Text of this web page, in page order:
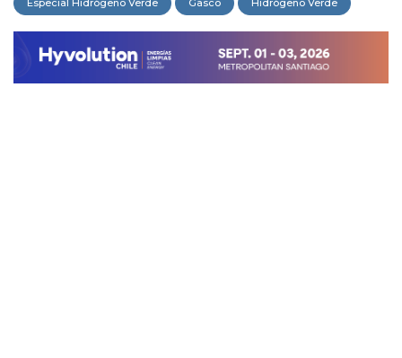
Especial Hidrógeno Verde Gasco Hidrógeno Verde